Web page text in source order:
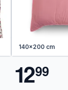
140x200 cm
1299